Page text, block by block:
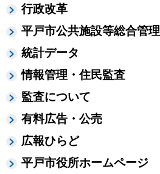
行政改革
平戸市公共施設等総合管理
統計データ
情報管理・住民監査
監査について
有料広告・公売
広報ひらど
平戸市役所ホームページ